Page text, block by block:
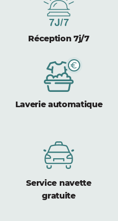
Réception 7j/7
Laverie automatique
Service navette
gratuite